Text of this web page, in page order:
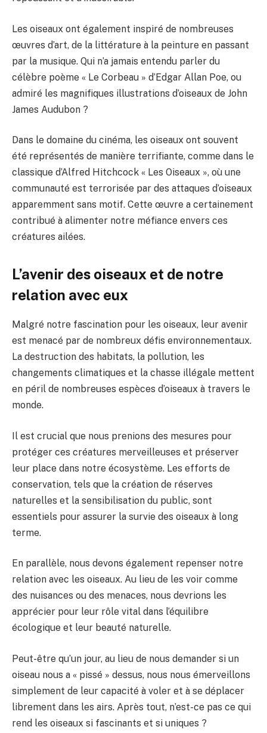
Les oiseaux ont également inspiré de nombreuses
œuvres d’art, de la littérature à la peinture en passant
par la musique. Qui n’a jamais entendu parler du
célèbre poème « Le Corbeau » d’Edgar Allan Poe, ou
admiré les magnifiques illustrations d’oiseaux de John
James Audubon ?
Dans le domaine du cinéma, les oiseaux ont souvent
été représentés de manière terrifiante, comme dans le
classique d’Alfred Hitchcock « Les Oiseaux », où une
communauté est terrorisée par des attaques d’oiseaux
apparemment sans motif. Cette œuvre a certainement
contribué à alimenter notre méfiance envers ces
créatures ailées.
L’avenir des oiseaux et de notre
relation avec eux
Malgré notre fascination pour les oiseaux, leur avenir
est menacé par de nombreux défis environnementaux.
La destruction des habitats, la pollution, les
changements climatiques et la chasse illégale mettent
en péril de nombreuses espèces d’oiseaux à travers le
monde.
Il est crucial que nous prenions des mesures pour
protéger ces créatures merveilleuses et préserver
leur place dans notre écosystème. Les efforts de
conservation, tels que la création de réserves
naturelles et la sensibilisation du public, sont
essentiels pour assurer la survie des oiseaux à long
terme.
En parallèle, nous devons également repenser notre
relation avec les oiseaux. Au lieu de les voir comme
des nuisances ou des menaces, nous devrions les
apprécier pour leur rôle vital dans l’équilibre
écologique et leur beauté naturelle.
Peut-être qu’un jour, au lieu de nous demander si un
oiseau nous a « pissé » dessus, nous nous émerveillons
simplement de leur capacité à voler et à se déplacer
librement dans les airs. Après tout, n’est-ce pas ce qui
rend les oiseaux si fascinants et si uniques ?